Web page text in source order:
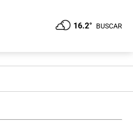
16.2° BUSCAR